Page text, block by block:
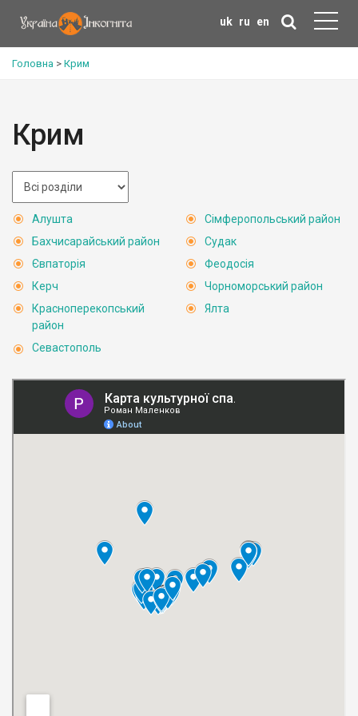
uk ru en
Головна > Крим
Крим
Алушта
Бахчисарайський район
Євпаторія
Керч
Красноперекопський
район
Севастополь
Сімферопольський район
Судак
Феодосія
Чорноморський район
Ялта